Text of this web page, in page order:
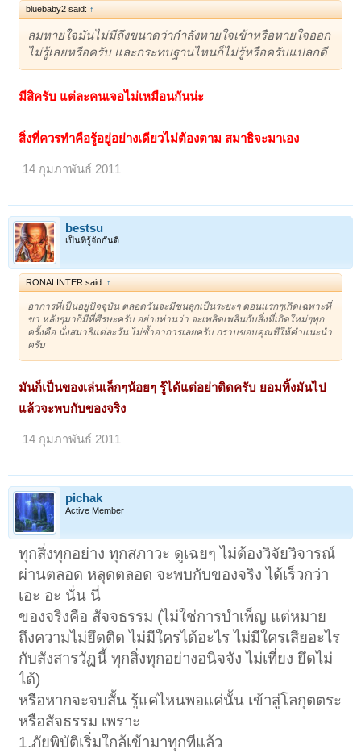
bluebaby2 said: ↑
ลมหายใจมันไม่มีถึงขนาดว่ากำลังหายใจเข้าหรือหายใจออก
ไม่รู้เลยหรือครับ และกระทบฐานไหนก็ไม่รู้หรือครับแปลกดี
มีสิครับ แต่ละคนเจอไม่เหมือนกันน่ะ
สิ่งที่ควรทำคือรู้อยู่อย่างเดียวไม่ต้องตาม สมาธิจะมาเอง
14 กุมภาพันธ์ 2011
bestsu
เป็นที่รู้จักกันดี
RONALINTER said: ↑
อาการที่เป็นอยู่ปัจจุบัน ตลอดวันจะมีขนลุกเป็นระยะๆ ตอนแรกๆเกิดเฉพาะที่
ขา หลังๆมาก็มีที่ศีรษะครับ อย่างท่านว่า จะเพลิดเพลินกับสิ่งที่เกิดใหม่ๆทุก
ครั้งคือ นั่งสมาธิแต่ละวัน ไม่ซ้ำอาการเลยครับ กราบขอบคุณที่ให้คำแนะนำ
ครับ
มันก็เป็นของเล่นเล็กๆน้อยๆ รู้ได้แต่อย่าติดครับ ยอมทิ้งมันไป
แล้วจะพบกับของจริง
14 กุมภาพันธ์ 2011
pichak
Active Member
ทุกสิ่งทุกอย่าง ทุกสภาวะ ดูเฉยๆ ไม่ต้องวิจัยวิจารณ์
ผ่านตลอด หลุดตลอด จะพบกับของจริง ได้เร็วกว่า
เอะ อะ นั่น นี่
ของจริงคือ สัจจธรรม (ไม่ใช่การบำเพ็ญ แต่หมาย
ถึงความไม่ยึดติด ไม่มีใครได้อะไร ไม่มีใครเสียอะไร
กับสังสารวัฏนี้ ทุกสิ่งทุกอย่างอนิจจัง ไม่เที่ยง ยึดไม่
ได้)
หรือหากจะจบสั้น รู้แค่ไหนพอแค่นั้น เข้าสู่โลกุตตระ
หรือสัจธรรม เพราะ
1.ภัยพิบัติเริ่มใกล้เข้ามาทุกทีแล้ว